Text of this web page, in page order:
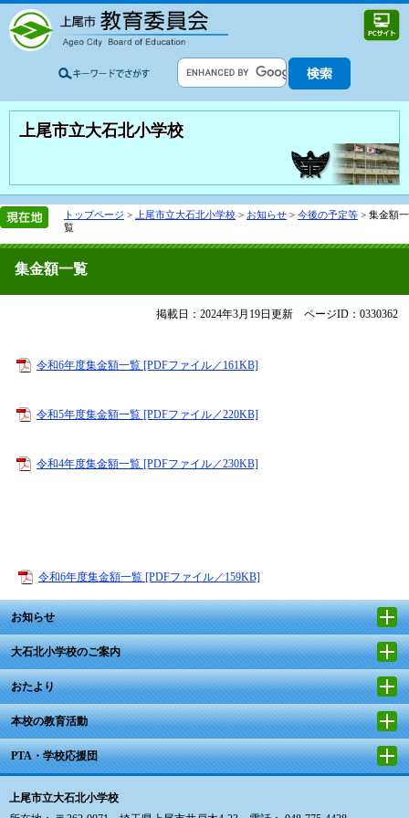
上尾市立大石北小学校
トップページ > 上尾市立大石北小学校 > お知らせ > 今後の予定等 > 集金額一
覧
集金額一覧
掲載日：2024年3月19日更新 ページID：0330362
令和6年度集金額一覧 [PDFファイル／161KB]
令和5年度集金額一覧 [PDFファイル／220KB]
令和4年度集金額一覧 [PDFファイル／230KB]
令和6年度集金額一覧 [PDFファイル／159KB]
お知らせ
大石北小学校のご案内
おたより
本校の教育活動
PTA・学校応援団
上尾市立大石北小学校